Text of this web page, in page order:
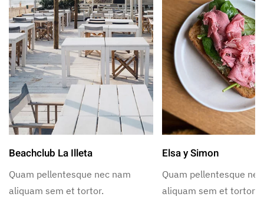
Beachclub La Illeta
Quam pellentesque nec nam
aliquam sem et tortor.
Elsa y Simon
Quam pellentesque
aliquam sem et tortor.